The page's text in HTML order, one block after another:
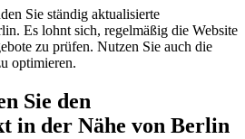
Sie ständig aktualisierte
Es lohnt sich, regelmäßig die Website
zu prüfen. Nutzen Sie auch die
optimieren.
Sie den
in der Nähe von Berlin